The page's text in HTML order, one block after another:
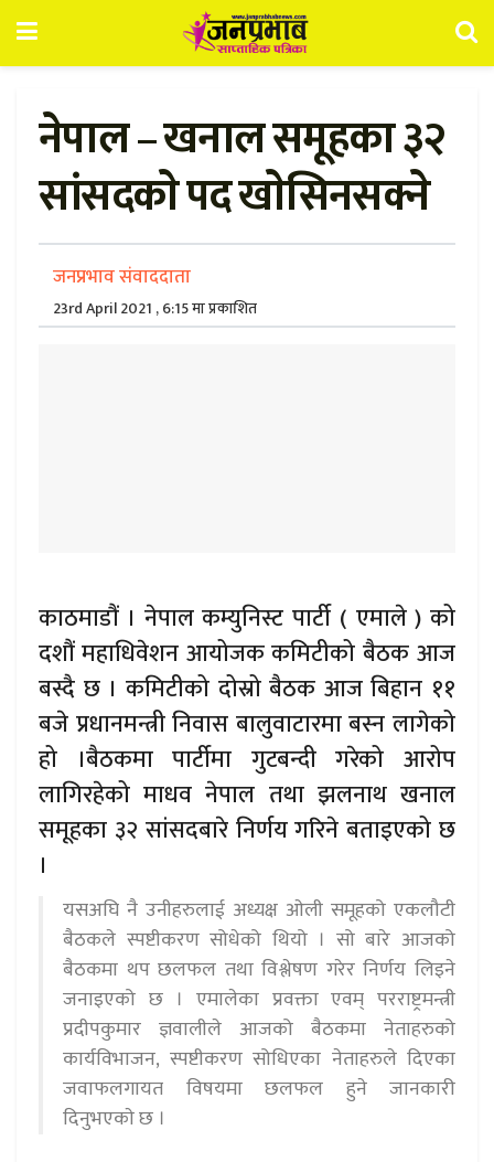
नेपाल – खनाल समूहका ३२
सांसदकाे पद खाेसिनसक्ने
जनप्रभाव संवाददाता
23rd April 2021 , 6:15 मा प्रकाशित
काठमाडौं । नेपाल कम्युनिस्ट पार्टी ( एमाले ) को
दशौं महाधिवेशन आयोजक कमिटीको बैठक आज
बस्दै छ । कमिटीको दोस्रो बैठक आज बिहान ११
बजे प्रधानमन्त्री निवास बालुवाटारमा बस्न लागेको
हो ।बैठकमा पार्टीमा गुटबन्दी गरेको आरोप
लागिरहेको माधव नेपाल तथा झलनाथ खनाल
समूहका ३२ सांसदबारे निर्णय गरिने बताइएको छ
।
यसअघि नै उनीहरुलाई अध्यक्ष ओली समूहको एकलौटी
बैठकले स्पष्टीकरण सोधेको थियो । सो बारे आजको
बैठकमा थप छलफल तथा विश्लेषण गरेर निर्णय लिइने
जनाइएको छ । एमालेका प्रवक्ता एवम् परराष्ट्रमन्त्री
प्रदीपकुमार ज्ञवालीले आजको बैठकमा नेताहरुको
कार्यविभाजन, स्पष्टीकरण सोधिएका नेताहरुले दिएका
जवाफलगायत विषयमा छलफल हुने जानकारी
दिनुभएकाे छ ।